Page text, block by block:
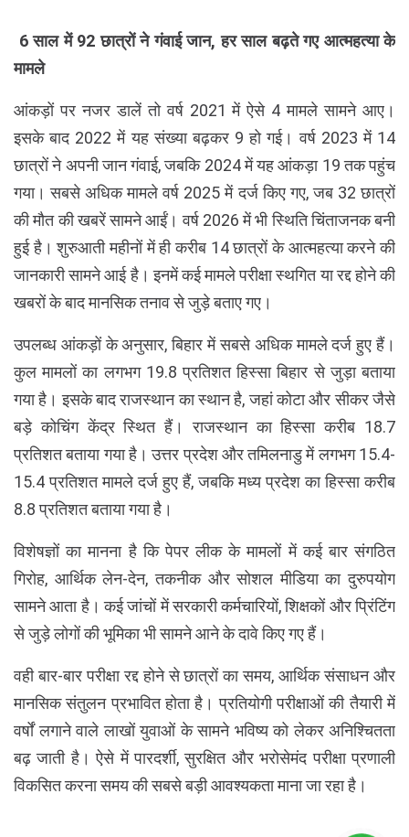
6 साल में 92 छात्रों ने गंवाई जान, हर साल बढ़ते गए आत्महत्या के
मामले
आंकड़ों पर नजर डालें तो वर्ष 2021 में ऐसे 4 मामले सामने आए।
इसके बाद 2022 में यह संख्या बढ़कर 9 हो गई। वर्ष 2023 में 14
छात्रों ने अपनी जान गंवाई, जबकि 2024 में यह आंकड़ा 19 तक पहुंच
गया। सबसे अधिक मामले वर्ष 2025 में दर्ज किए गए, जब 32 छात्रों
की मौत की खबरें सामने आईं। वर्ष 2026 में भी स्थिति चिंताजनक बनी
हुई है। शुरुआती महीनों में ही करीब 14 छात्रों के आत्महत्या करने की
जानकारी सामने आई है। इनमें कई मामले परीक्षा स्थगित या रद्द होने की
खबरों के बाद मानसिक तनाव से जुड़े बताए गए।
उपलब्ध आंकड़ों के अनुसार, बिहार में सबसे अधिक मामले दर्ज हुए हैं।
कुल मामलों का लगभग 19.8 प्रतिशत हिस्सा बिहार से जुड़ा बताया
गया है। इसके बाद राजस्थान का स्थान है, जहां कोटा और सीकर जैसे
बड़े कोचिंग केंद्र स्थित हैं। राजस्थान का हिस्सा करीब 18.7
प्रतिशत बताया गया है। उत्तर प्रदेश और तमिलनाडु में लगभग 15.4-
15.4 प्रतिशत मामले दर्ज हुए हैं, जबकि मध्य प्रदेश का हिस्सा करीब
8.8 प्रतिशत बताया गया है।
विशेषज्ञों का मानना है कि पेपर लीक के मामलों में कई बार संगठित
गिरोह, आर्थिक लेन-देन, तकनीक और सोशल मीडिया का दुरुपयोग
सामने आता है। कई जांचों में सरकारी कर्मचारियों, शिक्षकों और प्रिंटिंग
से जुड़े लोगों की भूमिका भी सामने आने के दावे किए गए हैं।
वही बार-बार परीक्षा रद्द होने से छात्रों का समय, आर्थिक संसाधन और
मानसिक संतुलन प्रभावित होता है। प्रतियोगी परीक्षाओं की तैयारी में
वर्षों लगाने वाले लाखों युवाओं के सामने भविष्य को लेकर अनिश्चितता
बढ़ जाती है। ऐसे में पारदर्शी, सुरक्षित और भरोसेमंद परीक्षा प्रणाली
विकसित करना समय की सबसे बड़ी आवश्यकता माना जा रहा है।